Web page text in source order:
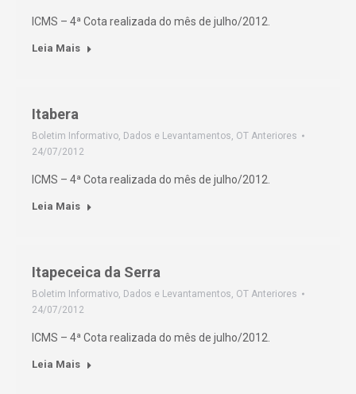
ICMS – 4ª Cota realizada do mês de julho/2012.
Leia Mais
Itabera
Boletim Informativo, Dados e Levantamentos, OT Anteriores
24/07/2012
ICMS – 4ª Cota realizada do mês de julho/2012.
Leia Mais
Itapeceica da Serra
Boletim Informativo, Dados e Levantamentos, OT Anteriores
24/07/2012
ICMS – 4ª Cota realizada do mês de julho/2012.
Leia Mais